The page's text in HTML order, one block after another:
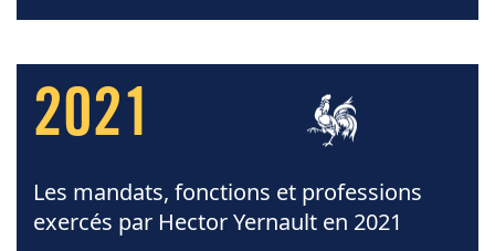
2021
Les mandats, fonctions et professions
exercés par Hector Yernault en 2021